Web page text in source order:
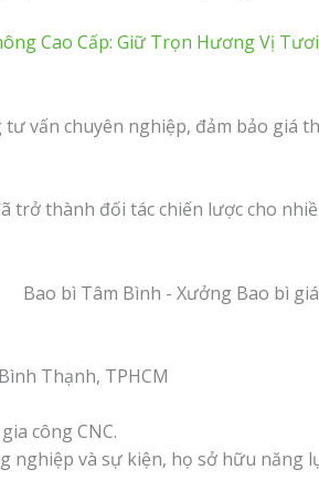
Cao Cấp: Giữ Trọn Hương Vị
vấn chuyên nghiệp, đảm bảo giá
trở thành đối tác chiến lược cho
Thạnh, TPHCM
công CNC.
nghiệp và sự kiện, họ sở hữu năng